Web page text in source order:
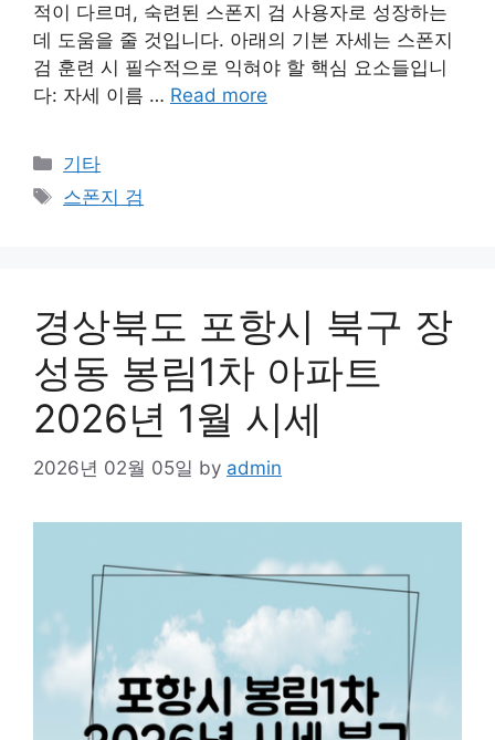
적이 다르며, 숙련된 스폰지 검 사용자로 성장하는
데 도움을 줄 것입니다. 아래의 기본 자세는 스폰지
검 훈련 시 필수적으로 익혀야 할 핵심 요소들입니
다: 자세 이름 … Read more
Categories
기타
Tags
스폰지 검
경상북도 포항시 북구 장
성동 봉림1차 아파트
2026년 1월 시세
2026년 02월 05일 by admin